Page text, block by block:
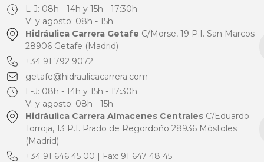
L-J: 08h - 14h y 15h - 17:30h
V: y agosto: 08h - 15h
Hidráulica Carrera Getafe C/Morse, 19 P.I. San Marcos
28906 Getafe (Madrid)
+34 91 792 9072
getafe@hidraulicacarrera.com
L-J: 08h - 14h y 15h - 17:30h
V: y agosto: 08h - 15h
Hidráulica Carrera Almacenes CentralesC/Eduardo
Torroja, 13 P.I. Prado de Regordoño 28936 Móstoles
(Madrid)
+34 91 646 45 00 | Fax: 91 647 48 45